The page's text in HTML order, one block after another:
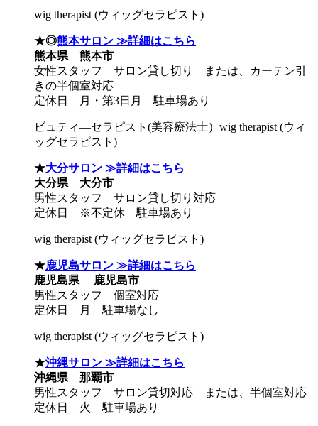
wig therapist (ウィッグセラピスト)
★◎熊本サロン ≫詳細はこちら
熊本県 熊本市
女性スタッフ サロン貸し切り または、カーテン引
きの半個室対応
定休日 月・第3日月 駐車場あり
ビュティ―セラピスト(美容療法士）wig therapist (ウィ
ッグセラピスト)
★大分サロン ≫詳細はこちら
大分県 大分市
男性スタッフ サロン貸し切り対応
定休日 ※不定休 駐車場あり
wig therapist (ウィッグセラピスト)
★鹿児島サロン ≫詳細はこちら
鹿児島県 鹿児島市
男性スタッフ 個室対応
定休日 月 駐車場なし
wig therapist (ウィッグセラピスト)
★沖縄サロン ≫詳細はこちら
沖縄県 那覇市
男性スタッフ サロン貸切対応 または、半個室対応
定休日 火 駐車場あり